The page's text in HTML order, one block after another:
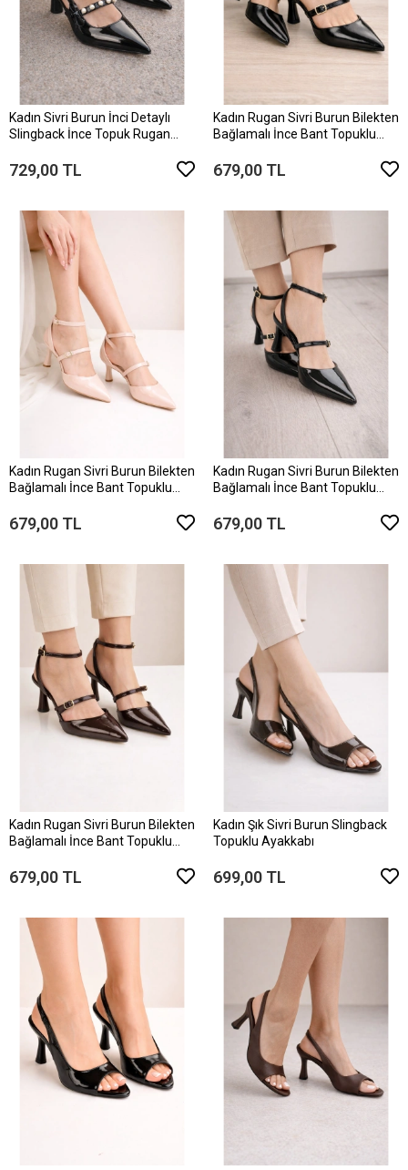
Kadın Sivri Burun İnci Detaylı
Slingback İnce Topuk Rugan
729,00 TL
Kadın Rugan Sivri Burun Bilekten
Bağlamalı İnce Bant Topuklu
679,00 TL
Kadın Rugan Sivri Burun Bilekten
Bağlamalı İnce Bant Topuklu
679,00 TL
Kadın Rugan Sivri Burun Bilekten
Bağlamalı İnce Bant Topuklu
679,00 TL
Kadın Rugan Sivri Burun Bilekten
Bağlamalı İnce Bant Topuklu
679,00 TL
Kadın Şık Sivri Burun Slingback
Topuklu Ayakkabı
699,00 TL